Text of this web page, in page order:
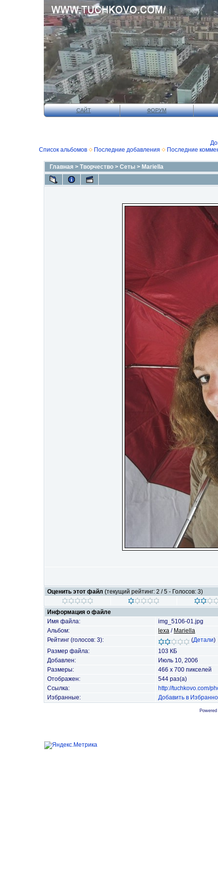
САЙТ ФОРУМ
Список альбомов
Последние добавления Последние
Главная > Творчество > Сеты > Mariella
Оценить этот файл (текущий рейтинг: 2 / 5 - Голосов: 3)
Информация о файле
Имя файла:
img_5106-01.jpg
Альбом:
lexa / Mariella
Рейтинг (голосов: 3):
(Детали)
Размер файла:
103 КБ
Добавлен:
Июль 10, 2006
Размеры:
466 x 700 пикселей
Отображен:
544 раз(а)
Ссылка:
http://tuchkovo.com/
Избранные:
Добавить в